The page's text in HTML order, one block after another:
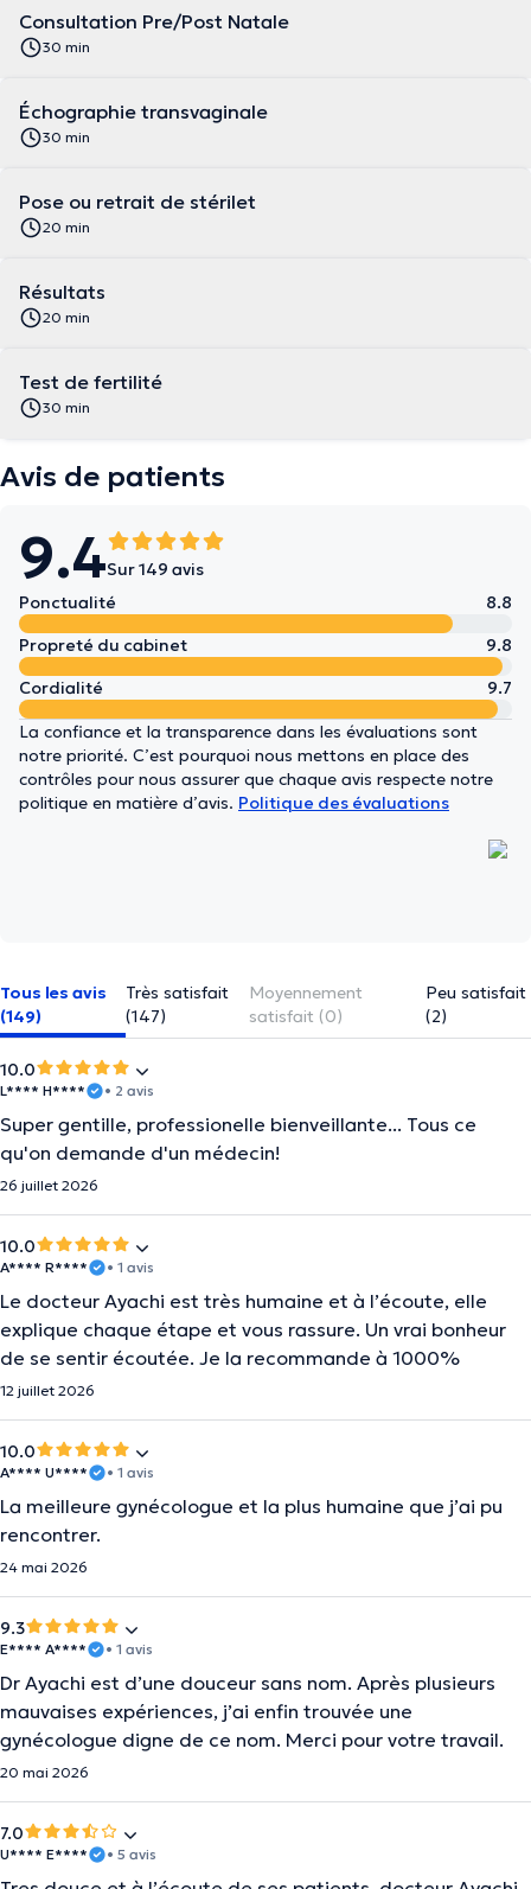
Consultation Pre/Post Natale
30 min
Échographie transvaginale
30 min
Pose ou retrait de stérilet
20 min
Résultats
20 min
Test de fertilité
30 min
Avis de patients
9.4Sur 149 avis
Ponctualité
8.8
Propreté du cabinet
9.8
Cordialité
9.7
La confiance et la transparence dans les évaluations sont
notre priorité. C’est pourquoi nous mettons en place des
contrôles pour nous assurer que chaque avis respecte notre
politique en matière d’avis. Politique des évaluations
Tous les avis
(149)
Très satisfait
(147)
Moyennement
satisfait (0)
Peu satisfait
(2)
10.0
L**** H**** • 2 avis
Super gentille, professionelle bienveillante... Tous ce
qu'on demande d'un médecin!
26 juillet 2026
10.0
A**** R**** • 1 avis
Le docteur Ayachi est très humaine et à l’écoute, elle
explique chaque étape et vous rassure. Un vrai bonheur
de se sentir écoutée. Je la recommande à 1000%
12 juillet 2026
10.0
A**** U**** • 1 avis
La meilleure gynécologue et la plus humaine que j’ai pu
rencontrer.
24 mai 2026
9.3
E**** A**** • 1 avis
Dr Ayachi est d’une douceur sans nom. Après plusieurs
mauvaises expériences, j’ai enfin trouvée une
gynécologue digne de ce nom. Merci pour votre travail.
20 mai 2026
7.0
U**** E**** • 5 avis